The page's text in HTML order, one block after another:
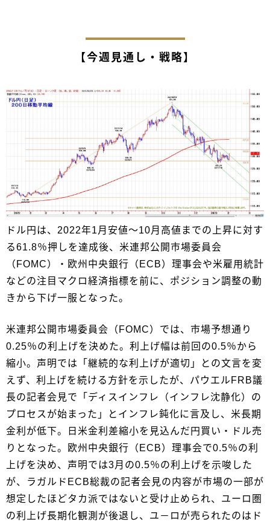
【今週見通し・戦略】
ドル円は、2022年1月安値～10月高値までの上昇に対す
る61.8％押しを達成後、米連邦公開市場委員会
（FOMC）・欧州中央銀行（ECB）理事会や米雇用統計
などの注目マクロ経済指標を前に、ポジション調整の動
きから下げ一服となった。
米連邦公開市場委員会（FOMC）では、市場予想通り
0.25％の利上げを決めた。利上げ幅は前回の0.5％から
縮小。声明では「継続的な利上げが適切」との文言を変
えず、利上げを続ける方針を示したが、パウエルFRB議
長の記者会見で「ディスインフレ（インフレ沈静化）の
プロセスが始まった」とインフレ鈍化に言及し、米長期
金利が低下。日米金利差縮小を見込んだ円買い・ドル売
りとなった。欧州中央銀行（ECB）理事会で0.5％の利
上げを決め、声明では3月の0.5％の利上げを示唆した
が、ラガルドECB総裁の記者会見の内容が市場の一部が
想定したほどタカ派ではないと受け止められ、ユーロ圏
の利上げ長期化観測が後退し、ユ－ロが売られたのはド